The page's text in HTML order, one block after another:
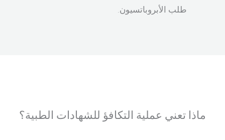
طلب الأبروباتسيون.
ماذا تعني عملية التكافؤ للشهادات الطبية؟